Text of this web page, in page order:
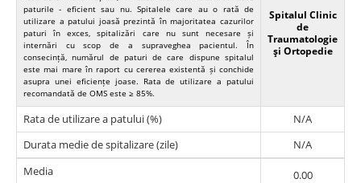
paturile - eficient sau nu. Spitalele care au o rată de
utilizare a patului joasă prezintă în majoritatea cazurilor
paturi în exces, spitalizări care nu sunt necesare și
internări cu scop de a supraveghea pacientul. În
consecință, numărul de paturi de care dispune spitalul
este mai mare în raport cu cererea existentă și conchide
asupra unei eficiențe joase. Rata de utilizare a patului
recomandată de OMS este ≥ 85%.
Spitalul Clinic
de
Traumatologie
şi Ortopedie
Rata de utilizare a patului (%)
N/A
Durata medie de spitalizare (zile)
N/A
Media
0.00